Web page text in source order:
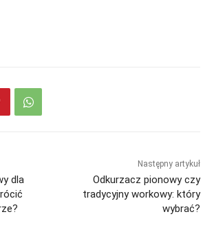
dla
Następny artykuł
Odkurzacz pionowy czy
tradycyjny workowy: który
wybrać?